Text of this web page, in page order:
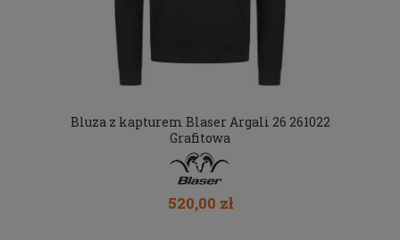
Bluza z kapturem Blaser Argali 26 261022
Grafitowa
520,00 zł